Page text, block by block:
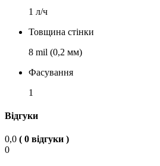
1 л/ч
Товщина стінки
8 mil (0,2 мм)
Фасування
1
Відгуки
0,0 ( 0 відгуки )
0